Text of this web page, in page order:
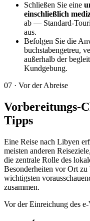
Schließen Sie eine
einschließlich
ab — Standard-
aus.
Befolgen Sie die
buchstabengetreu,
außerhalb der
Kundgebung.
07 · Vor der Abreise
Vorbereitungs-
Tipps
Eine Reise nach Libyen
meisten anderen
die zentrale Rolle des
Besonderheiten vor Ort zu
wichtigsten
zusammen.
Vor der Einreichung des